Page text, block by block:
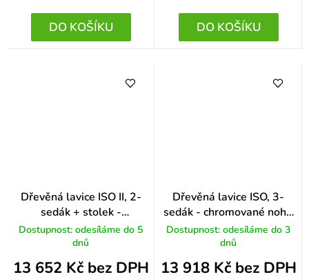
DO KOŠÍKU DO KOŠÍKU
Dřevěná lavice ISO II, 2-
sedák + stolek -
chromované nohy, buk
Dostupnost: odesíláme do 5
dnů
13 652 Kč bez DPH
Dřevěná lavice ISO, 3-
sedák - chromované nohy,
ořech
Dostupnost: odesíláme do 3
dnů
13 918 Kč bez DPH